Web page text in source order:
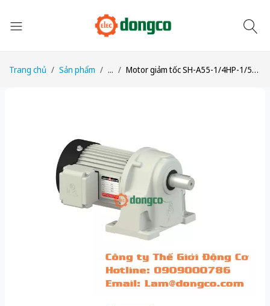
Trang chủ Sản phẩm ... Motor giảm tốc SH-A55-1/4HP-1/55 công suất 1/4HP (200W) 0,2kW 1/55 kiểu lắp Chân đế